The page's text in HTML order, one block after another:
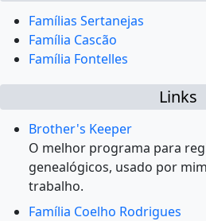
Famílias Sertanejas
Família Cascão
Família Fontelles
Links
Brother's Keeper
O melhor programa para
genealógicos, usado por
trabalho.
Família Coelho Rodrigues